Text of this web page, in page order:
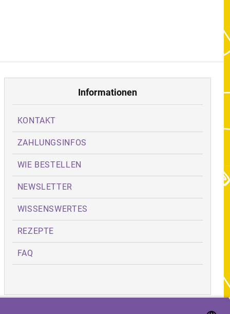
Informationen
KONTAKT
ZAHLUNGSINFOS
WIE BESTELLEN
NEWSLETTER
WISSENSWERTES
REZEPTE
FAQ